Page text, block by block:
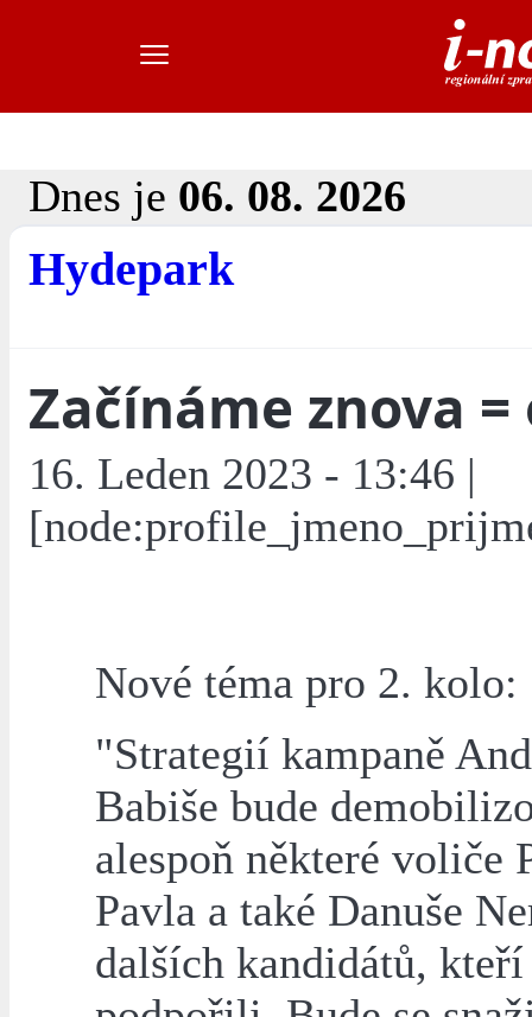
Dnes je 06. 08. 2026
Hydepark
Začínáme znova
16. Leden 2023 - 13:46 |
Nové téma pro 2. kolo:
"Strategií kampaně
Babiše bude
alespoň některé voliče
Pavla a také Danuše
dalších kandidátů,